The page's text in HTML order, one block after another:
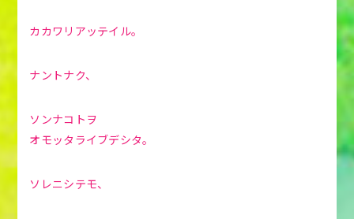
カカワリアッテイル。
ナントナク、
ソンナコトヲ
オモッタライブデシタ。
ソレニシテモ、